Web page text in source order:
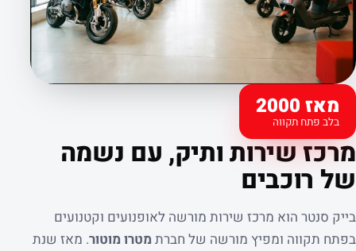
מאז 2000
בלב פתח תקווה
קצת עלינו
מרכז שירות ותיק, עם נשמה
של רוכבים
בייק סנטר הוא מרכז שירות מורשה לאופנועים וקטנועים
בפתח תקווה ומפיץ מורשה של חברת מטרו מוטור. מאז שנת